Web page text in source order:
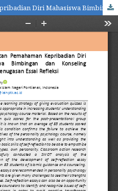
Peningkatan Pemahaman Kepribadian Diri Mahasiswa Bimbingan dan Konseling dengan Penugasan Essai Refleksi